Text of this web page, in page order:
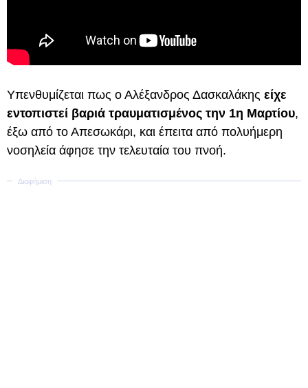
Υπενθυμίζεται πως ο Αλέξανδρος Δασκαλάκης είχε
εντοπιστεί βαριά τραυματισμένος την 1η Μαρτίου,
έξω από το Απεσωκάρι, και έπειτα από πολυήμερη
νοσηλεία άφησε την τελευταία του πνοή.